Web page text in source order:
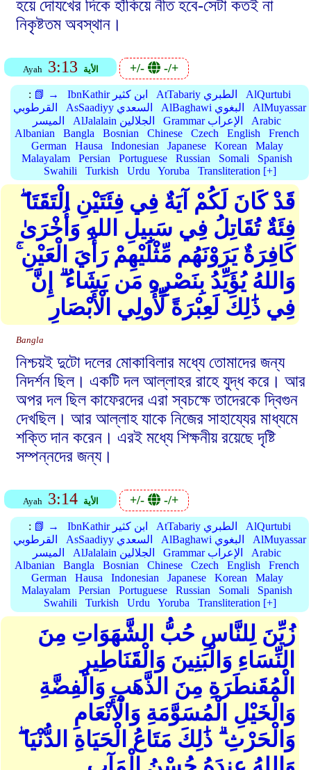
হয়ে দোযখের দিকে হাঁকিয়ে নীত হবে-সেটা কতই না
নিকৃষ্টতম অবস্থান।
Ayah 3:13 الأية +/- -/+
: 📗 → IbnKathir ابن كثير AtTabariy الطبري
AlQurtubi
القرطوبي
AsSaadiyy السعدي AlBaghawi البغوي
AlMuyassar
الميسر
AlJalalain الجلالين Grammar الإعراب
Arabic
Albanian
Bangla Bosnian Chinese Czech English
French
German
Hausa Indonesian Japanese Korean
Malay
Malayalam
Persian Portuguese Russian Somali
Spanish
Swahili
Turkish Urdu Yoruba Transliteration [+]
قَدْ كَانَ لَكُمْ آيَةٌ فِي فِئَتَيْنِ الْتَقَتَا ۖ
فِئَةٌ تُقَاتِلُ فِي سَبِيلِ اللهِ وَأُخْرَىٰ
كَافِرَةٌ يَرَوْنَهُم مِّثْلَيْهِمْ رَأْيَ الْعَيْنِ ۚ
وَاللهُ يُؤَيِّدُ بِنَصْرِهِ مَن يَشَاءُ ۗ إِنَّ
فِي ذَٰلِكَ لَعِبْرَةً لِّأُولِي الْأَبْصَارِ
Bangla
নিশ্চয়ই দুটো দলের মোকাবিলার মধ্যে তোমাদের জন্য
নিদর্শন ছিল। একটি দল আল্লাহর রাহে যুদ্ধ করে। আর
অপর দল ছিল কাফেরদের এরা স্বচক্ষে তাদেরকে দ্বিগুন
দেখছিল। আর আল্লাহ যাকে নিজের সাহায্যের মাধ্যমে
শক্তি দান করেন। এরই মধ্যে শিক্ষনীয় রয়েছে দৃষ্টি
সম্পন্নদের জন্য।
Ayah 3:14 الأية +/- -/+
: 📗 → IbnKathir ابن كثير AtTabariy الطبري
AlQurtubi
القرطوبي
AsSaadiyy السعدي AlBaghawi البغوي
AlMuyassar
الميسر
AlJalalain الجلالين Grammar الإعراب
Arabic
Albanian
Bangla Bosnian Chinese Czech English
French
German
Hausa Indonesian Japanese Korean
Malay
Malayalam
Persian Portuguese Russian Somali
Spanish
Swahili
Turkish Urdu Yoruba Transliteration [+]
زُيِّنَ لِلنَّاسِ حُبُّ الشَّهَوَاتِ مِنَ
النِّسَاءِ وَالْبَنِينَ وَالْقَنَاطِيرِ
الْمُقَنطَرَةِ مِنَ الذَّهَبِ وَالْفِضَّةِ
وَالْخَيْلِ الْمُسَوَّمَةِ وَالْأَنْعَامِ
وَالْحَرْثِ ۗ ذَٰلِكَ مَتَاعُ الْحَيَاةِ الدُّنْيَا ۖ